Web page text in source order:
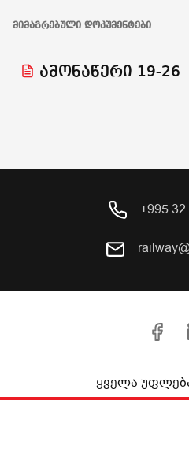
ᲛᲘᲛᲐᲒᲠᲔᲑᲣᲚᲘ ᲓᲝᲙᲣᲛᲔᲜᲢᲔᲑᲘ
ამონაწერი 19-26
+995
ყველა